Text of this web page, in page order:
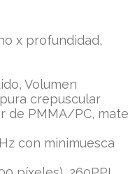
x profundidad,
Volumen
crepuscular
de PMMA/PC, mate
con minimuesca